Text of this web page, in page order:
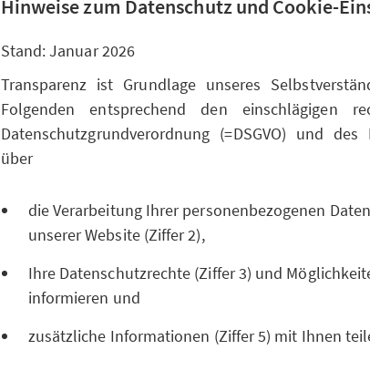
Hinweise zum Datenschutz und Cookie-
Stand: Januar 2026
Transparenz ist Grundlage unseres
Folgenden entsprechend den einschlägigen
Datenschutzgrundverordnung (=DSGVO) und des
über
die Verarbeitung Ihrer personenbezogenen
unserer Website (Ziffer 2),
Ihre Datenschutzrechte (Ziffer 3) und
informieren und
zusätzliche Informationen (Ziffer 5) mit Ihnen